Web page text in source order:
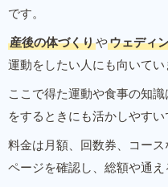
です。
産後の体づくりやウェディ
運動をしたい人にも向いてい
ここで得た運動や食事の知
をするときにも活かしやすい
料金は月額、回数券、コー
ページを確認し、総額や通え